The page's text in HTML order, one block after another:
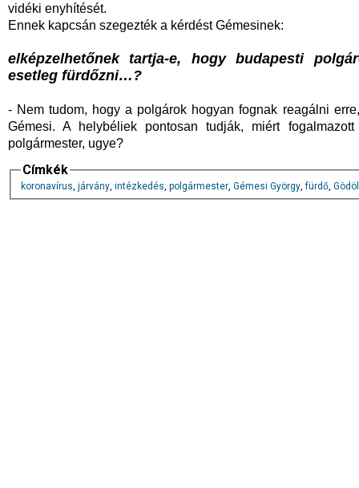
vidéki enyhítését.
Ennek kapcsán szegezték a kérdést Gémesinek:
elképzelhetőnek tartja-e, hogy budapesti
esetleg fürdőzni…?
- Nem tudom, hogy a polgárok hogyan fognak reagálni
Gémesi. A helybéliek pontosan tudják, miért
polgármester, ugye?
Címkék
koronavírus, járvány, intézkedés, polgármester, Gémesi György,fürdő,